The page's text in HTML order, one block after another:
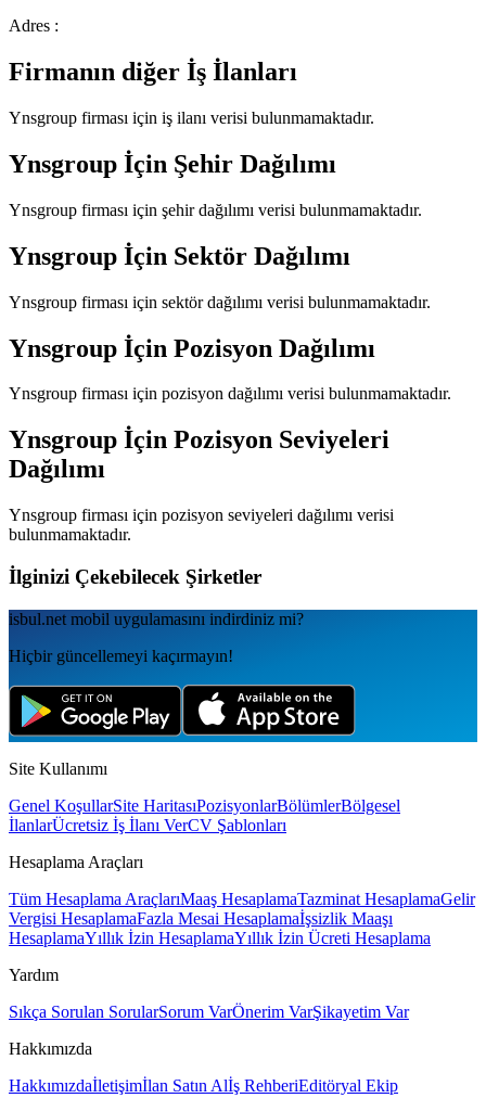
Adres :
Firmanın diğer İş İlanları
Ynsgroup firması için iş ilanı verisi bulunmamaktadır.
Ynsgroup İçin Şehir Dağılımı
Ynsgroup firması için şehir dağılımı verisi bulunmamaktadır.
Ynsgroup İçin Sektör Dağılımı
Ynsgroup firması için sektör dağılımı verisi bulunmamaktadır.
Ynsgroup İçin Pozisyon Dağılımı
Ynsgroup firması için pozisyon dağılımı verisi bulunmamaktadır.
Ynsgroup İçin Pozisyon Seviyeleri
Dağılımı
Ynsgroup firması için pozisyon seviyeleri dağılımı verisi
bulunmamaktadır.
İlginizi Çekebilecek Şirketler
isbul.net mobil uygulamаsını indirdiniz mi?
Hiçbir güncellemeyi kaçırmayın!
Site Kullanımı
Genel KoşullarSite HaritasıPozisyonlarBölümlerBölgesel
İlanlarÜcretsiz İş İlanı VerCV Şablonları
Hesaplama Araçları
Tüm Hesaplama AraçlarıMaaş HesaplamaTazminat HesaplamaGelir
Vergisi HesaplamaFazla Mesai Hesaplamaİşsizlik Maaşı
HesaplamaYıllık İzin HesaplamaYıllık İzin Ücreti Hesaplama
Yardım
Sıkça Sorulan SorularSorum VarÖnerim VarŞikayetim Var
Hakkımızda
Hakkımızdaİletişimİlan Satın Alİş RehberiEditöryal Ekip